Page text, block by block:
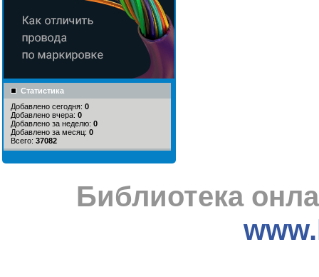
Статистика
Добавлено сегодня: 0
Добавлено вчера: 0
Добавлено за неделю: 0
Добавлено за месяц: 0
Всего: 37082
Библиотека